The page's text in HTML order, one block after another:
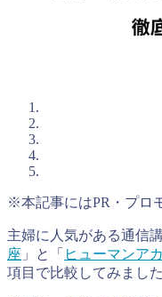
※本記事にはPR・プロ
主婦に人気がある通信
座 」と「 ヒューマンア
項目で比較してみました